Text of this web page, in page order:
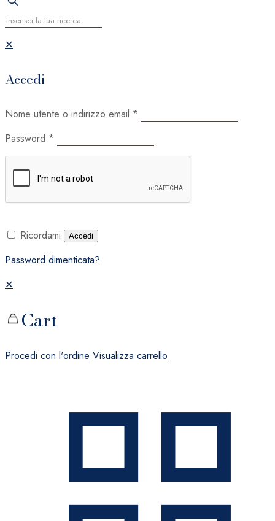
✕
Accedi
Nome utente o indirizzo email *
Password *
Ricordami Accedi
Password dimenticata?
✕
Cart
Procedi con l'ordine Visualizza carrello